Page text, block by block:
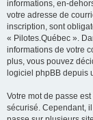
informations, en-
votre adresse de
inscription, sont
« Pilotes.Québec ».
informations de votre
plus, vous pouvez
logiciel phpBB depuis
Votre mot de passe
sécurisé. Cependant,